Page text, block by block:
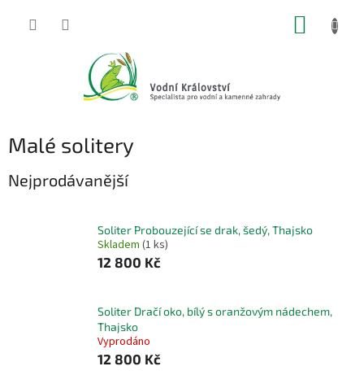
Malé solitery
Nejprodávanější
Soliter Probouzející se drak, šedý, Thajsko
Skladem (1 ks)
12 800 Kč
Soliter Dračí oko, bílý s oranžovým nádechem,
Thajsko
Vyprodáno
12 800 Kč